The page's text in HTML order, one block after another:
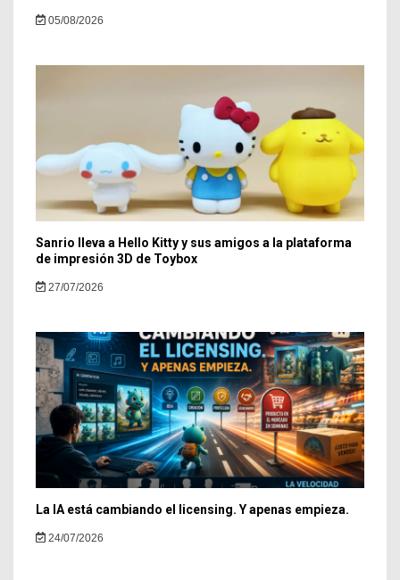
05/08/2026
Sanrio lleva a Hello Kitty y sus amigos a la plataforma
de impresión 3D de Toybox
27/07/2026
La IA está cambiando el licensing. Y apenas empieza.
24/07/2026